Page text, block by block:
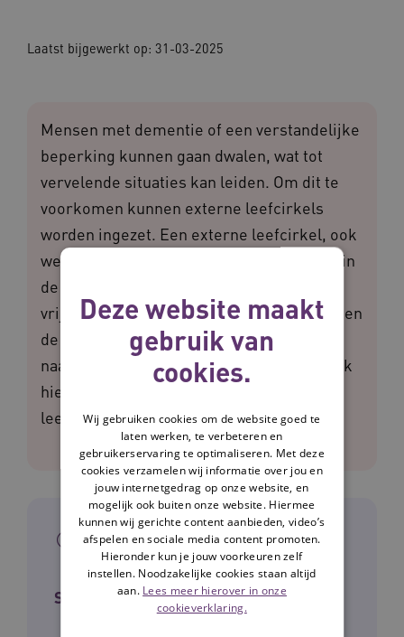
Laatst bijgewerkt op: 31-03-2025
Mensen met dementie of een verstandelijke
beperking kunnen gaan dwalen, wat tot
vervelende situaties kan leiden. Om dit te
voorkomen kunnen externe leefcirkels
worden ingezet. Een externe leefcirkel, ook
wel leefcirkel XL genoemd, is een gebied in
de buitenlucht waarbinnen een cliënt zich
vrij kan bewegen. Komt deze persoon buiten
de cirkel dan krijgt een zorgprofessional,
naaste of mantelzorger een seintje. Ontdek
hier alles over de inzet van de externe
leefcirkel.
In het kort
Sector
Deze website maakt
gebruik van
cookies.
Wij gebruiken cookies om de website goed te
laten werken, te verbeteren en
gebruikerservaring te optimaliseren. Met deze
cookies verzamelen wij informatie over jou en
jouw internetgedrag op onze website, en
mogelijk ook buiten onze website. Hiermee
kunnen wij gerichte content aanbieden, video’s
afspelen en sociale media content promoten.
Hieronder kun je jouw voorkeuren zelf
instellen. Noodzakelijke cookies staan altijd
aan. Lees meer hierover in onze
cookieverklaring.